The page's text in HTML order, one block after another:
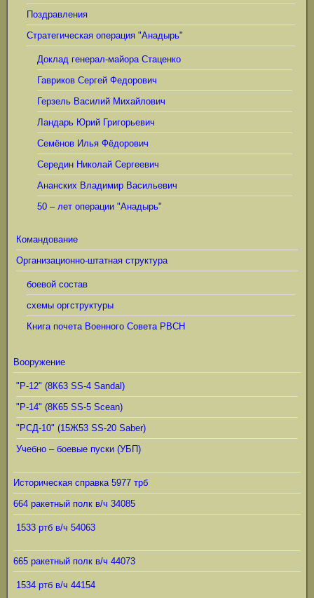
Поздравления
Стратегическая операция "Анадырь"
Доклад генерал-майора Стаценко
Гавриков Сергей Федорович
Герзель Василий Михайлович
Ландарь Юрий Григорьевич
Семёнов Илья Фёдорович
Середин Николай Сергеевич
Ананских Владимир Васильевич
50 – лет операции "Анадырь"
Командование
Организационно-штатная структура
боевой состав
схемы оргструктуры
Книга почета Военного Совета РВСН
Вооружение
"Р-12" (8К63 SS-4 Sandal)
"Р-14" (8К65 SS-5 Scean)
"РСД-10" (15Ж53 SS-20 Saber)
Учебно – боевые пуски (УБП)
Историческая справка 5977 трб
664 ракетный полк в/ч 34085
1533 ртб в/ч 54063
665 ракетный полк в/ч 44073
1534 ртб в/ч 44154